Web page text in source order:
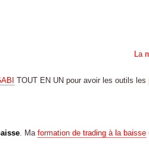
La
TOUT EN UN pour avoir les outils
. Ma formation de trading à la baisse